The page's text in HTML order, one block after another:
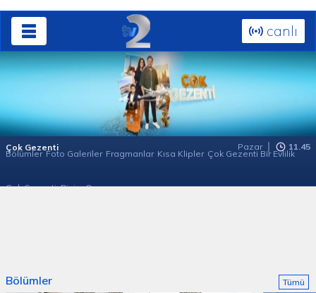
canlı
Çok Gezenti Pazar 11.45
Bölümler Foto Galeriler Fragmanlar Kısa Klipler Çok Gezenti Bir Evlilik
Çok Gezenti: Bizim Ora
Bölümler Tümü